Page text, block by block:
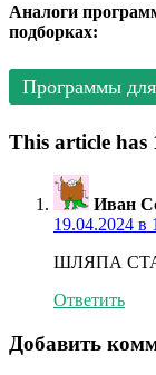
Аналоги
подборках:
Программы
This article has
Иван
19.04.2024 в
ШЛЯПА
Ответить
Добавить